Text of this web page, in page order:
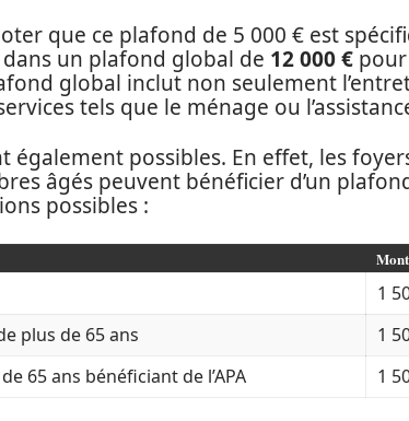
que ce plafond de 5 000 € est
un plafond global de 12 000 € pour
global inclut non seulement
tels que le ménage ou
également possibles. En effet, les
âgés peuvent bénéficier d’un
possibles :
1
plus de 65 ans
1
65 ans bénéficiant de l’APA
1